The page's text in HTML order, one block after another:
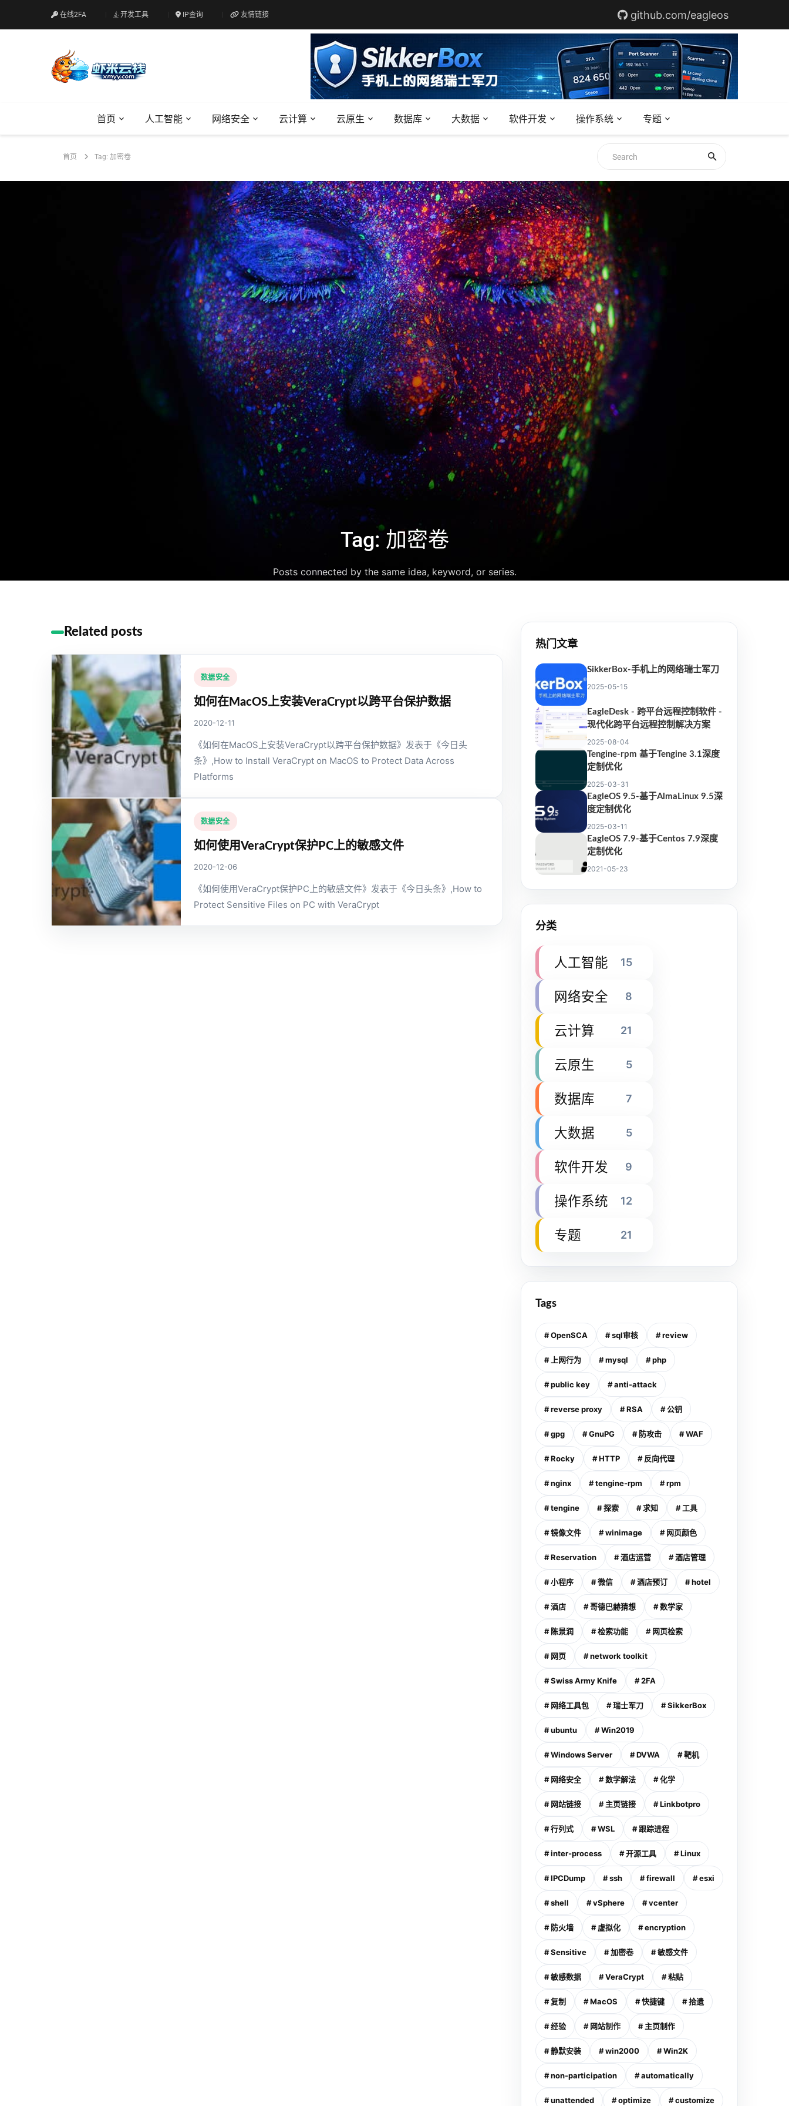
在线2FA 开发工具 IP查询 友情链接 github.com/eagleos
首页 人工智能 网络安全 云计算 云原生 数据库 大数据 软件开发 操作系统 专题
首页 Tag: 加密卷
Tag: 加密卷
Posts connected by the same idea, keyword, or series.
Related posts
数据安全
如何在MacOS上安装VeraCrypt以跨平台保护数据
2020-12-11
《如何在MacOS上安装VeraCrypt以跨平台保护数据》发表于《今日头
条》,How to Install VeraCrypt on MacOS to Protect Data Across
Platforms
数据安全
如何使用VeraCrypt保护PC上的敏感文件
2020-12-06
《如何使用VeraCrypt保护PC上的敏感文件》发表于《今日头条》,How to
Protect Sensitive Files on PC with VeraCrypt
热门文章
SikkerBox-手机上的网络瑞士军刀
2025-05-15
EagleDesk - 跨平台远程控制软件 -
现代化跨平台远程控制解决方案
2025-08-04
Tengine-rpm 基于Tengine 3.1深度
定制优化
2025-03-31
EagleOS 9.5-基于AlmaLinux 9.5深
度定制优化
2025-03-11
EagleOS 7.9-基于Centos 7.9深度
定制优化
2021-05-23
分类
人工智能 15
网络安全 8
云计算 21
云原生 5
数据库 7
大数据 5
软件开发 9
操作系统 12
专题 21
Tags
# OpenSCA # sql审核 # review
# 上网行为 # mysql # php
# public key # anti-attack
# reverse proxy # RSA # 公钥
# gpg # GnuPG # 防攻击 # WAF
# Rocky # HTTP # 反向代理
# nginx # tengine-rpm # rpm
# tengine # 探索 # 求知 # 工具
# 镜像文件 # winimage # 网页颜色
# Reservation # 酒店运营 # 酒店管理
# 小程序 # 微信 # 酒店预订 # hotel
# 酒店 # 哥德巴赫猜想 # 数学家
# 陈景润 # 检索功能 # 网页检索
# 网页 # network toolkit
# Swiss Army Knife # 2FA
# 网络工具包 # 瑞士军刀 # SikkerBox
# ubuntu # Win2019
# Windows Server # DVWA # 靶机
# 网络安全 # 数学解法 # 化学
# 网站链接 # 主页链接 # Linkbotpro
# 行列式 # WSL # 跟踪进程
# inter-process # 开源工具 # Linux
# IPCDump # ssh # firewall # esxi
# shell # vSphere # vcenter
# 防火墙 # 虚拟化 # encryption
# Sensitive # 加密卷 # 敏感文件
# 敏感数据 # VeraCrypt # 粘贴
# 复制 # MacOS # 快捷键 # 拾遗
# 经验 # 网站制作 # 主页制作
# 静默安装 # win2000 # Win2K
# non-participation # automatically
# unattended # optimize # customize